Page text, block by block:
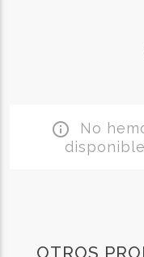
info_outline No
OTROS